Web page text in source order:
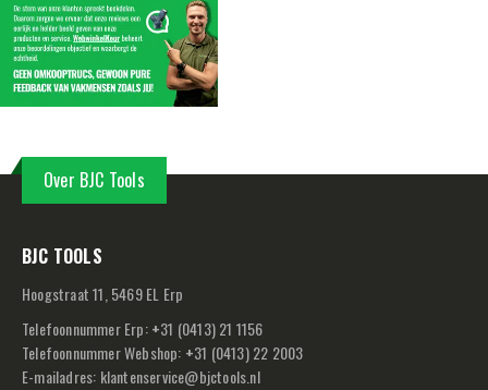
Over BJC Tools
BJC TOOLS
Hoogstraat 11, 5469 EL Erp
Telefoonnummer Erp:+31 (0413) 21 1156
Telefoonnummer Webshop: +31 (0413) 22 2003
E-mailadres: klantenservice@bjctools.nl